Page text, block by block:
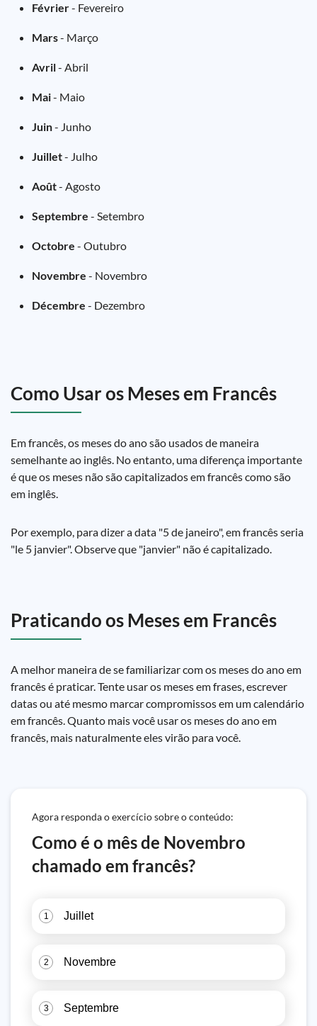
Février- Fevereiro
Mars- Março
Avril- Abril
Mai- Maio
Juin- Junho
Juillet- Julho
Août- Agosto
Septembre - Setembro
Octobre - Outubro
Novembre - Novembro
Décembre - Dezembro
Como Usar os Meses em Francês
Em francês, os meses do ano são usados de maneira
semelhante ao inglês. No entanto, uma diferença importante
é que os meses não são capitalizados em francês como são
em inglês.
Por exemplo, para dizer a data "5 de janeiro", em francês seria
"le 5 janvier". Observe que "janvier" não é capitalizado.
Praticando os Meses em Francês
A melhor maneira de se familiarizar com os meses do ano em
francês é praticar. Tente usar os meses em frases, escrever
datas ou até mesmo marcar compromissos em um calendário
em francês. Quanto mais você usar os meses do ano em
francês, mais naturalmente eles virão para você.
Agora responda o exercício sobre o conteúdo:
Como é o mês de Novembro
chamado em francês?
1 Juillet
2 Novembre
3 Septembre